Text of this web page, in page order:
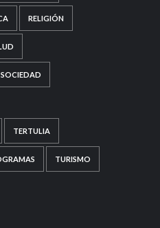
RELIGIÓN
SOCIEDAD
TERTULIA
TURISMO